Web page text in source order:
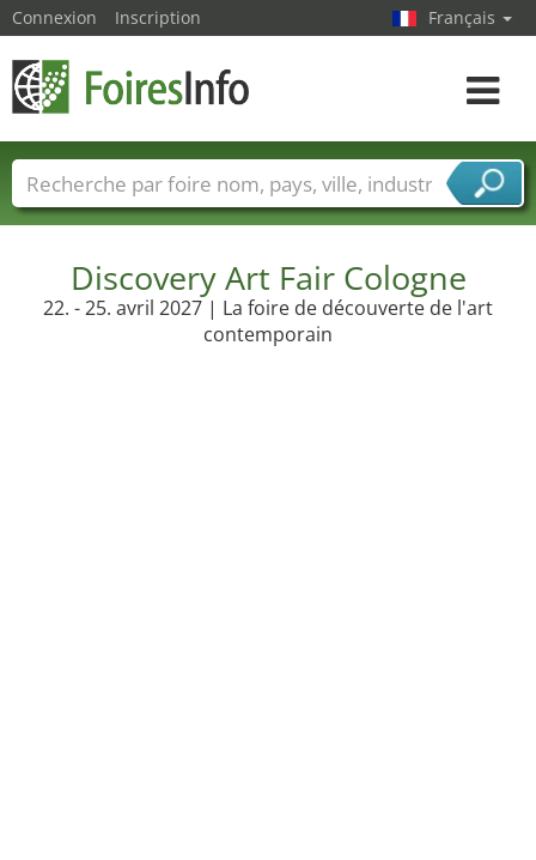
Discovery Art Fair Cologne
22. - 25. avril 2027 | La foire de découverte de l'art
contemporain
Connexion Inscription Français
Toggle
Foire noms Pays Villes
Secteurs de foire